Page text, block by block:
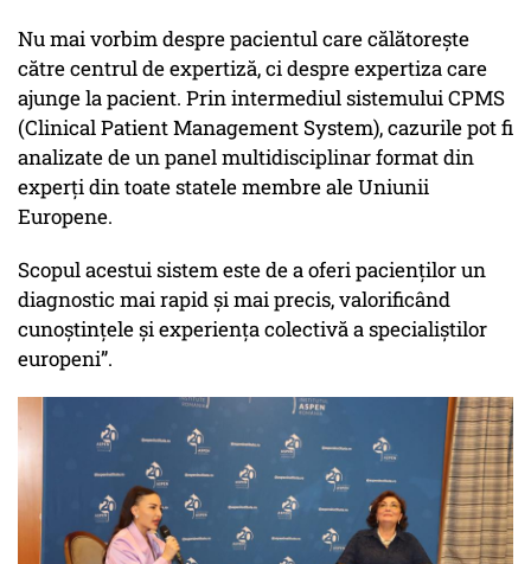
Nu mai vorbim despre pacientul care călătorește
către centrul de expertiză, ci despre expertiza care
ajunge la pacient. Prin intermediul sistemului CPMS
(Clinical Patient Management System), cazurile pot fi
analizate de un panel multidisciplinar format din
experți din toate statele membre ale Uniunii
Europene.
Scopul acestui sistem este de a oferi pacienților un
diagnostic mai rapid și mai precis, valorificând
cunoștințele și experiența colectivă a specialiștilor
europeni”.